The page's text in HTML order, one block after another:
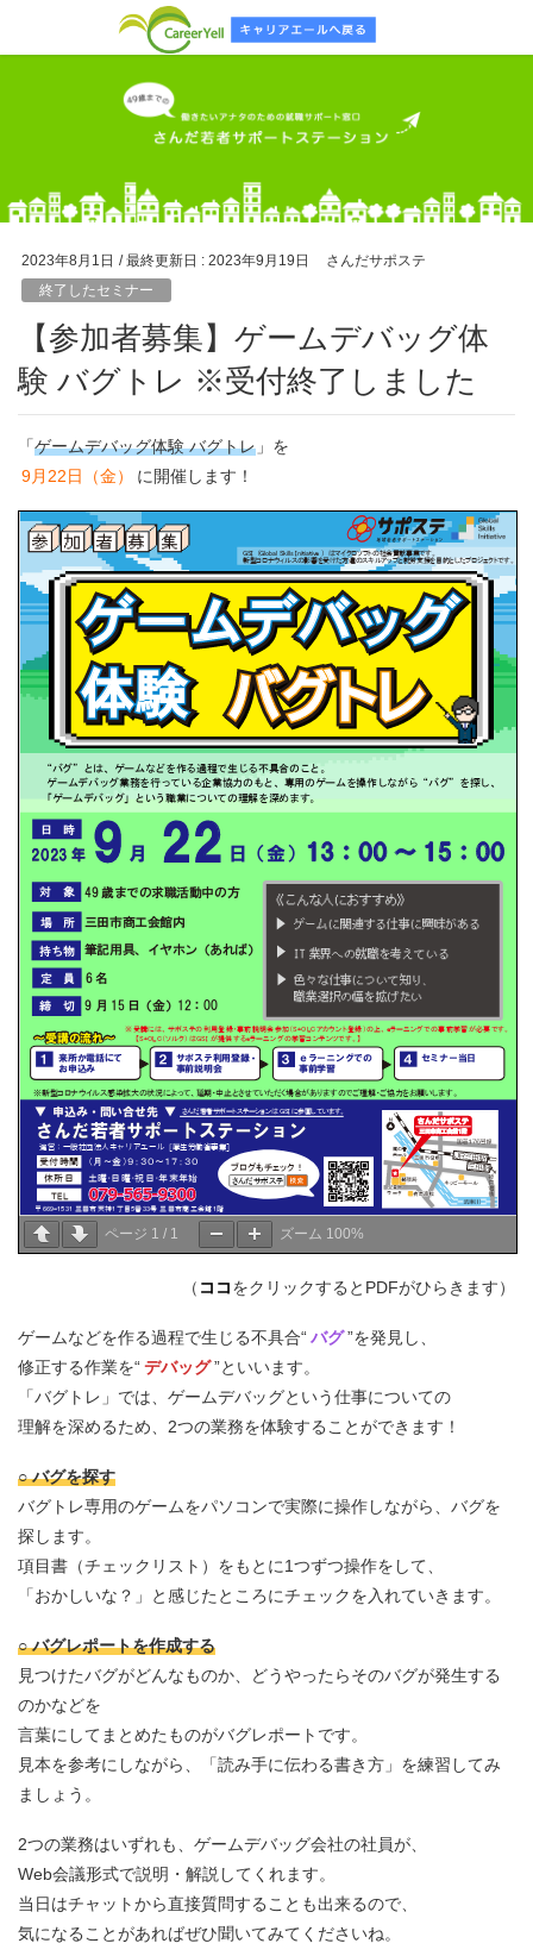
2023年8月1日 / 最終更新日 : 2023年9月19日
さんだサポステ
終了したセミナー
【参加者募集】ゲームデバッグ体
験 バグトレ ※受付終了しました
「ゲームデバッグ体験 バグトレ 」を
9月22日（金）
に開催します！
ページ 1 / 1 ズーム 100%
（ ココをクリックするとPDFがひらきます）
ゲームなどを作る過程で生じる不具合“ バグ ”を発見し、
修正する作業を“ デバッグ ”といいます。
「バグトレ」では、ゲームデバッグという仕事についての
理解を深めるため、2つの業務を体験することができます！
○ バグを探す
バグトレ専用のゲームをパソコンで実際に操作しながら、バグを
探します。
項目書（チェックリスト）をもとに1つずつ操作をして、
「おかしいな？」と感じたところにチェックを入れていきます。
○ バグレポートを作成する
見つけたバグがどんなものか、どうやったらそのバグが発生する
のかなどを
言葉にしてまとめたものがバグレポートです。
見本を参考にしながら、「読み手に伝わる書き方」を練習してみ
ましょう。
2つの業務はいずれも、ゲームデバッグ会社の社員が、
Web会議形式で説明・解説してくれます。
当日はチャットから直接質問することも出来るので、
気になることがあればぜひ聞いてみてくださいね。